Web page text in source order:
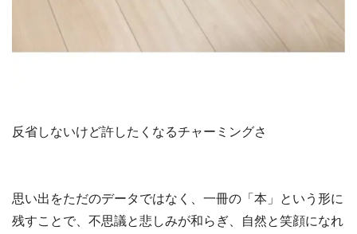
反省しないけど許したくなるチャーミングさ
思い出をただのデータではなく、一冊の「本」という形に
残すことで、不思議と悲しみが和らぎ、自然と笑顔になれ